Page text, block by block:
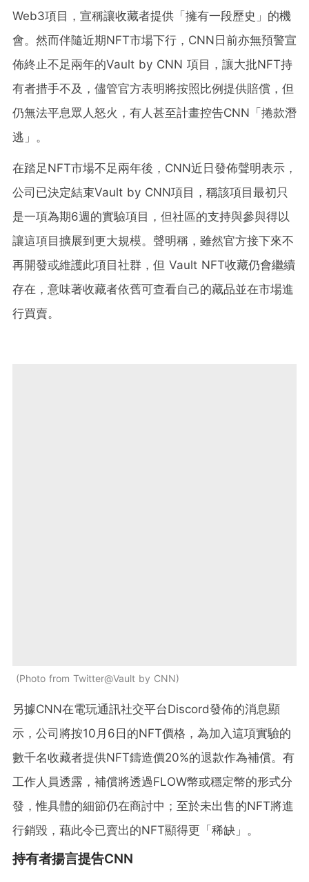
Web3項目，宣稱讓收藏者提供「擁有一段歷史」的機
會。然而伴隨近期NFT市場下行，CNN日前亦無預警宣
佈終止不足兩年的Vault by CNN 項目，讓大批NFT持
有者措手不及，儘管官方表明將按照比例提供賠償，但
仍無法平息眾人怒火，有人甚至計畫控告CNN「捲款潛
逃」。
在踏足NFT市場不足兩年後，CNN近日發佈聲明表示，
公司已決定結束Vault by CNN項目，稱該項目最初只
是一項為期6週的實驗項目，但社區的支持與參與得以
讓這項目擴展到更大規模。聲明稱，雖然官方接下來不
再開發或維護此項目社群，但 Vault NFT收藏仍會繼續
存在，意味著收藏者依舊可查看自己的藏品並在市場進
行買賣。
Photo from Twitter@Vault by CNN
另據CNN在電玩通訊社交平台Discord發佈的消息顯
示，公司將按10月6日的NFT價格，為加入這項實驗的
數千名收藏者提供NFT鑄造價20%的退款作為補償。有
工作人員透露，補償將透過FLOW幣或穩定幣的形式分
發，惟具體的細節仍在商討中；至於未出售的NFT將進
行銷毀，藉此令已賣出的NFT顯得更「稀缺」。
持有者揚言提告CNN